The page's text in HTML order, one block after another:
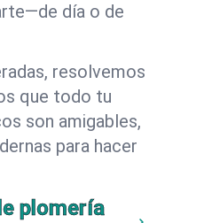
día o de
resolvemos
que todo tu
son amigables,
para hacer
plomería